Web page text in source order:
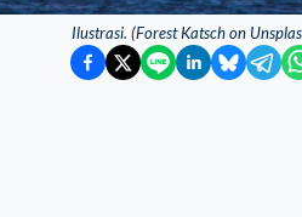
Ilustrasi. (Forest Katsch on